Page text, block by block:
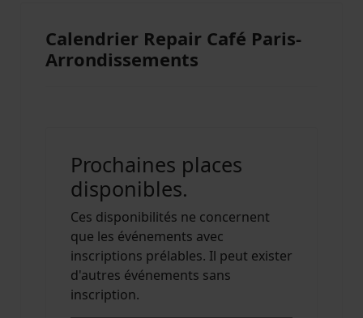
Calendrier Repair Café Paris-
Arrondissements
Prochaines places
disponibles.
Ces disponibilités ne concernent
que les événements avec
inscriptions prélables. Il peut exister
d'autres événements sans
inscription.